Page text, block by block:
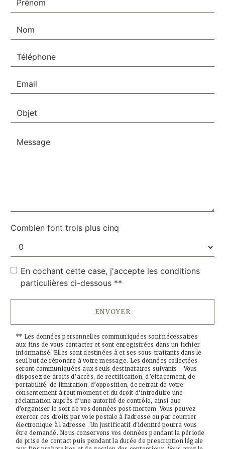
Combien font trois plus cinq
En cochant cette case, j'accepte les conditions
particulières ci-dessous **
ENVOYER
** Les données personnelles communiquées sont nécessaires
aux fins de vous contacter et sont enregistrées dans un fichier
informatisé. Elles sont destinées à et ses sous-traitants dans le
seul but de répondre à votre message. Les données collectées
seront communiquées aux seuls destinataires suivants: . Vous
disposez de droits d’accès, de rectification, d’effacement, de
portabilité, de limitation, d’opposition, de retrait de votre
consentement à tout moment et du droit d’introduire une
réclamation auprès d’une autorité de contrôle, ainsi que
d’organiser le sort de vos données post-mortem. Vous pouvez
exercer ces droits par voie postale à l'adresse ou par courrier
électronique à l'adresse . Un justificatif d'identité pourra vous
être demandé. Nous conservons vos données pendant la période
de prise de contact puis pendant la durée de prescription légale